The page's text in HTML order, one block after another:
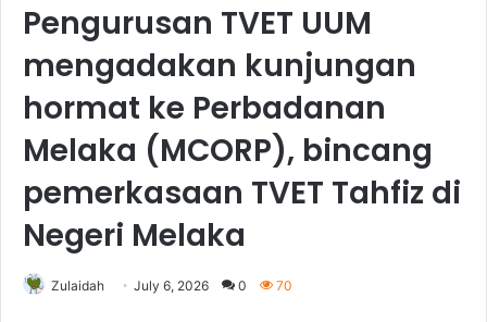
Pengurusan TVET UUM
mengadakan kunjungan
hormat ke Perbadanan
Melaka (MCORP), bincang
pemerkasaan TVET Tahfiz di
Negeri Melaka
Zulaidah July 6, 2026 0 70